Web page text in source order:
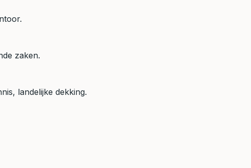
zaken.
landelijke dekking.